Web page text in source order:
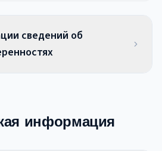
сведений об
информация